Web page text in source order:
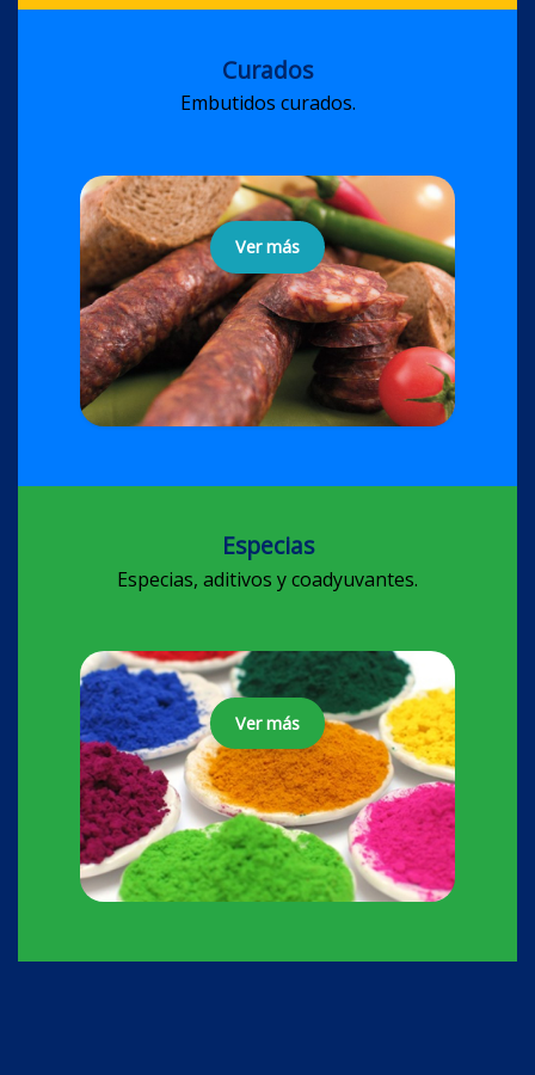
Curados
Embutidos curados.
Ver más
Especias
Especias, aditivos y coadyuvantes.
Ver más